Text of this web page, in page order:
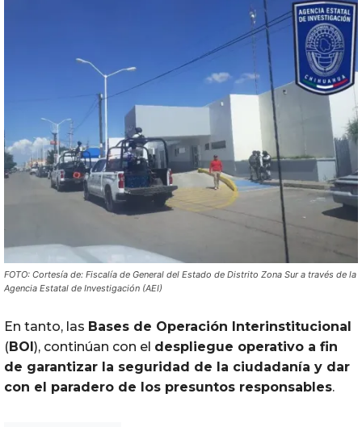
FOTO: Cortesía de: Fiscalía de General del Estado de Distrito Zona Sur a través de la
Agencia Estatal de Investigación (AEI)
En tanto, las Bases de Operación Interinstitucional
(BOI ), continúan con el despliegue operativo a fin
de garantizar la seguridad de la ciudadanía y dar
con el paradero de los presuntos responsables.